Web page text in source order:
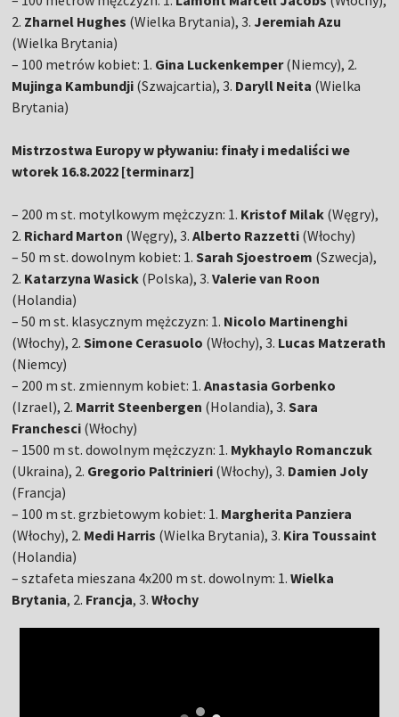
2. Zharnel Hughes (Wielka Brytania), 3. Jeremiah Azu
(Wielka Brytania)
– 100 metrów kobiet: 1. Gina Luckenkemper(Niemcy), 2.
Mujinga Kambundji (Szwajcartia), 3. Daryll Neita (Wielka
Brytania)
Mistrzostwa Europy w pływaniu: finały i medaliści we
wtorek 16.8.2022 [terminarz]
– 200 m st. motylkowym mężczyzn: 1. Kristof Milak (Węgry),
2. Richard Marton (Węgry), 3.Alberto Razzetti (Włochy)
– 50 m st. dowolnym kobiet: 1.Sarah Sjoestroem (Szwecja),
2. Katarzyna Wasick (Polska), 3.Valerie van Roon
(Holandia)
– 50 m st. klasycznym mężczyzn: 1. Nicolo Martinenghi
(Włochy), 2.Simone Cerasuolo (Włochy), 3. Lucas Matzerath
(Niemcy)
– 200 m st. zmiennym kobiet: 1.Anastasia Gorbenko
(Izrael), 2. Marrit Steenbergen (Holandia), 3.Sara
Franchesci (Włochy)
– 1500 m st. dowolnym mężczyzn: 1. Mykhaylo Romanczuk
(Ukraina), 2. Gregorio Paltrinieri (Włochy), 3. Damien Joly
(Francja)
– 100 m st. grzbietowym kobiet: 1. Margherita Panziera
(Włochy), 2. Medi Harris (Wielka Brytania), 3. Kira Toussaint
(Holandia)
– sztafeta mieszana 4x200 m st. dowolnym: 1.Wielka
Brytania, 2. Francja, 3.Włochy